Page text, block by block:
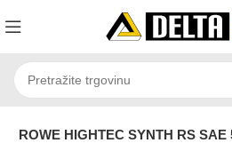
ROWE HIGHTEC SYNTH RS